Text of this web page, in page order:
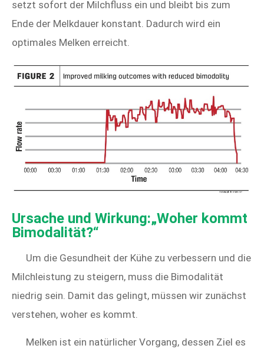
setzt sofort der Milchfluss ein und bleibt bis zum
Ende der Melkdauer konstant. Dadurch wird ein
optimales Melken erreicht.
Ursache und Wirkung:„Woher kommt
Bimodalität?“
Um die Gesundheit der Kühe zu verbessern und die
Milchleistung zu steigern, muss die Bimodalität
niedrig sein. Damit das gelingt, müssen wir zunächst
verstehen, woher es kommt.
Melken ist ein natürlicher Vorgang, dessen Ziel es